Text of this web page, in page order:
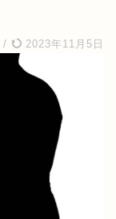
/ 2023年11月5日